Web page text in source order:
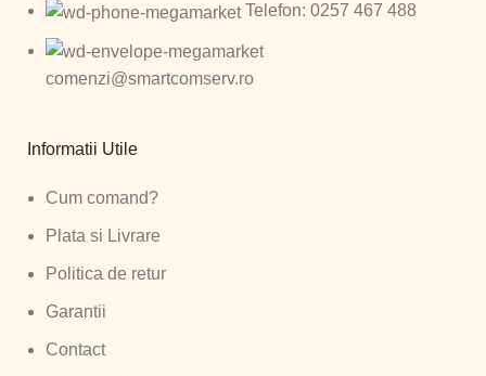
Telefon: 0257 467 488
comenzi@smartcomserv.ro
Informatii Utile
Cum comand?
Plata si Livrare
Politica de retur
Garantii
Contact